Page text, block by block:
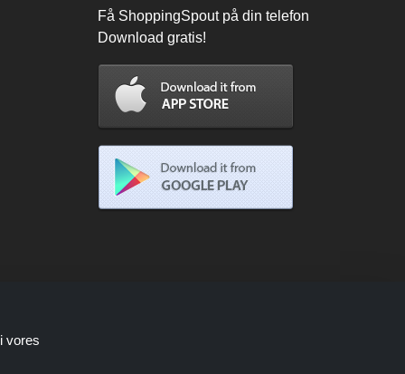
Få ShoppingSpout på din telefon
Download gratis!
vores